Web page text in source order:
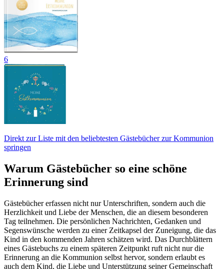
6
Direkt zur Liste mit den beliebtesten Gästebücher zur Kommunion
springen
Warum Gästebücher so eine schöne
Erinnerung sind
Gästebücher erfassen nicht nur Unterschriften, sondern auch die
Herzlichkeit und Liebe der Menschen, die an diesem besonderen
Tag teilnehmen. Die persönlichen Nachrichten, Gedanken und
Segenswünsche werden zu einer Zeitkapsel der Zuneigung, die das
Kind in den kommenden Jahren schätzen wird. Das Durchblättern
eines Gästebuchs zu einem späteren Zeitpunkt ruft nicht nur die
Erinnerung an die Kommunion selbst hervor, sondern erlaubt es
auch dem Kind, die Liebe und Unterstützung seiner Gemeinschaft